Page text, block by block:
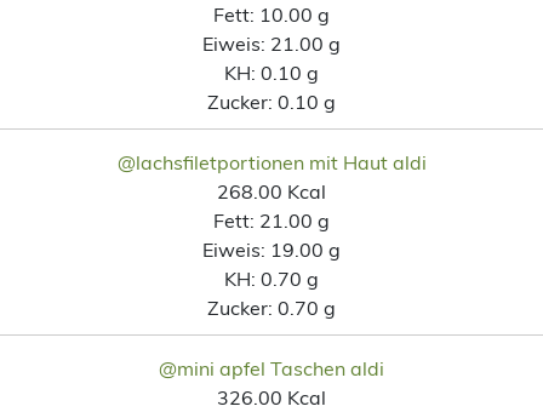
Fett: 10.00 g
Eiweis: 21.00 g
KH: 0.10 g
Zucker: 0.10 g
@lachsfiletportionen mit Haut aldi
268.00 Kcal
Fett: 21.00 g
Eiweis: 19.00 g
KH: 0.70 g
Zucker: 0.70 g
@mini apfel Taschen aldi
326.00 Kcal